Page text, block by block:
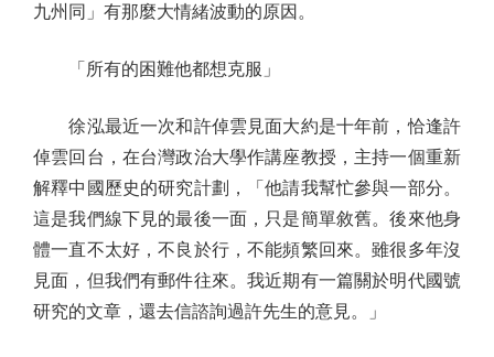
九州同」有那麼大情緒波動的原因。
「所有的困難他都想克服」
徐泓最近一次和許倬雲見面大約是十年前，恰逢許
倬雲回台，在台灣政治大學作講座教授，主持一個重新
解釋中國歷史的研究計劃，「他請我幫忙參與一部分。
這是我們線下見的最後一面，只是簡單敘舊。後來他身
體一直不太好，不良於行，不能頻繁回來。雖很多年沒
見面，但我們有郵件往來。我近期有一篇關於明代國號
研究的文章，還去信諮詢過許先生的意見。」